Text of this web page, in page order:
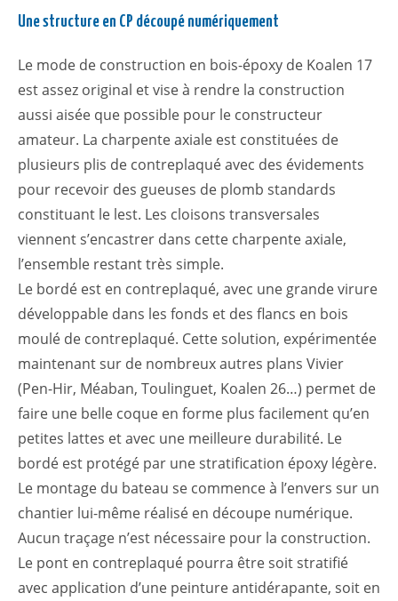
Une structure en CP découpé numériquement
Le mode de construction en bois-époxy de Koalen 17
est assez original et vise à rendre la construction
aussi aisée que possible pour le constructeur
amateur. La charpente axiale est constituées de
plusieurs plis de contreplaqué avec des évidements
pour recevoir des gueuses de plomb standards
constituant le lest. Les cloisons transversales
viennent s’encastrer dans cette charpente axiale,
l’ensemble restant très simple.
Le bordé est en contreplaqué, avec une grande virure
développable dans les fonds et des flancs en bois
moulé de contreplaqué. Cette solution, expérimentée
maintenant sur de nombreux autres plans Vivier
(Pen-Hir, Méaban, Toulinguet, Koalen 26…) permet de
faire une belle coque en forme plus facilement qu’en
petites lattes et avec une meilleure durabilité. Le
bordé est protégé par une stratification époxy légère.
Le montage du bateau se commence à l’envers sur un
chantier lui-même réalisé en découpe numérique.
Aucun traçage n’est nécessaire pour la construction.
Le pont en contreplaqué pourra être soit stratifié
avec application d’une peinture antidérapante, soit en